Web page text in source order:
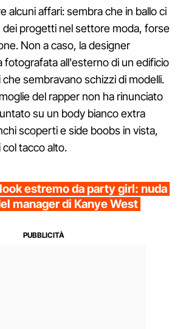
alcuni affari: sembra che in ballo ci
dei progetti nel settore moda, forse
Non a caso, la designer
fotografata all'esterno di un edificio
sembravano schizzi di modelli.
del rapper non ha rinunciato
su un body bianco extra
scoperti e side boobs in vista,
col tacco alto.
estremo da party girl: nuda
manager di Kanye West